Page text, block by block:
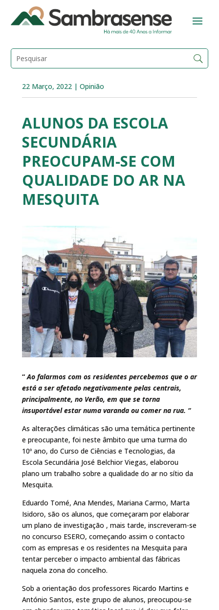
22 Março, 2022| Opinião
ALUNOS DA ESCOLA
SECUNDÁRIA
PREOCUPAM-SE COM
QUALIDADE DO AR NA
MESQUITA
“Ao falarmos com os residentes percebemos que o ar
está a ser afetado negativamente pelas centrais,
principalmente, no Verão, em que se torna
insuportável estar numa varanda ou comer na rua. “
As alterações climáticas são uma temática pertinente
e preocupante, foi neste âmbito que uma turma do
10º ano, do Curso de Ciências e Tecnologias, da
Escola Secundária José Belchior Viegas, elaborou
plano um trabalho sobre a qualidade do ar no sítio da
Mesquita.
Eduardo Tomé, Ana Mendes, Mariana Carmo, Marta
Isidoro, são os alunos, que começaram por elaborar
um plano de investigação , mais tarde, inscreveram-se
no concurso ESERO, começando assim o contacto
com as empresas e os residentes na Mesquita para
tentar perceber o impacto ambiental das fábricas
naquela zona do concelho.
Sob a orientação dos professores Ricardo Martins e
António Santos, este grupo de alunos, preocupou-se